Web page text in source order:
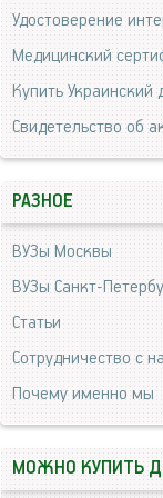
Удостоверение
Медицинский
Купить Украинский
Свидетельство об
РАЗНОЕ
ВУЗы Москвы
ВУЗы Санкт-
Статьи
Сотрудничество с
Почему именно мы
МОЖНО КУПИТЬ